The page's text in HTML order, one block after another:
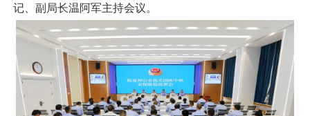
记、副局长温阿军主持会议。